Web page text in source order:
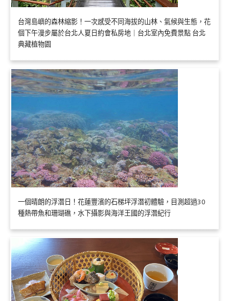
台灣島嶼的森林縮影！一次感受不同海拔的山林、氣候與生態，花
個下午漫步屬於台北人夏日約會私房地｜台北室內免費景點 台北
典藏植物園
一個晴朗的浮潛日！花蓮豐濱的石梯坪浮潛初體驗，目測超過30
種熱帶魚和珊瑚礁，水下攝影與海洋王國的浮潛紀行